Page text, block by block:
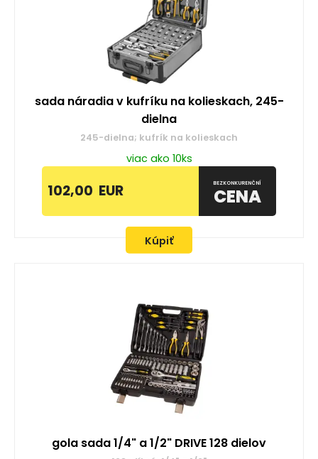
sada náradia v kufríku na kolieskach, 245-
dielna
245-dielna; kufrík na kolieskach
viac ako 10ks
102,00 EUR BEZKONKURENČNÍ
CENA
Kúpiť
gola sada 1/4" a 1/2" DRIVE 128 dielov